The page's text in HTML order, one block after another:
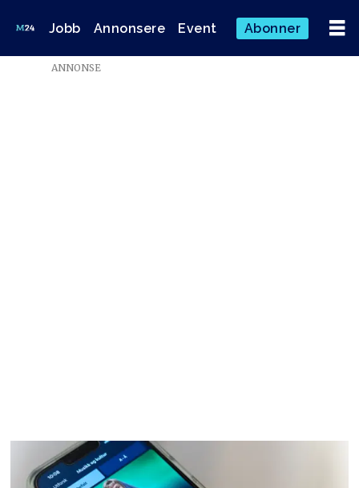
Jobb Annonsere Event Abonner
Emne:
ANNONSE